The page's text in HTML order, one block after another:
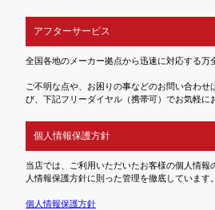
アフターサービス
全国各地のメーカー拠点から迅速に対応する万
ご不明な点や、お困りの事などのお問い合わせ
び、下記フリーダイヤル（携帯可）でお気軽に
個人情報保護方針
当店では、ご利用いただいたお客様の個人情報
人情報保護方針に則った管理を徹底しています。
個人情報保護方針